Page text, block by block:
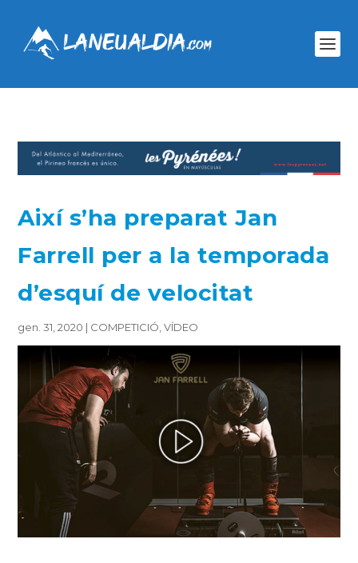
Així s’ha preparat Jan
Farrell per a la temporada
d’esquí de velocitat
gen. 31, 2020 | COMPETICIÓ ,VÍDEO